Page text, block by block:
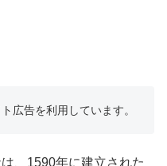
広告を利用しています。
、1590年に建立された